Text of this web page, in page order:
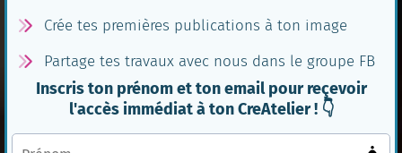
Crée tes premières publications à ton image
Partage tes travaux avec nous dans le groupe FB
Inscris ton prénom et ton email pour reçevoir
l'accès immédiat à ton CreAtelier ! 👇